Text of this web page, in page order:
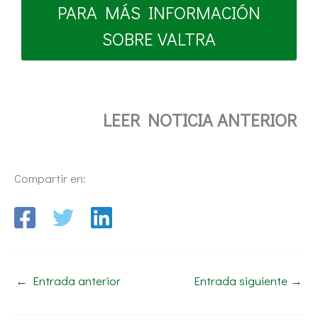
PARA MÁS INFORMACIÓN
SOBRE VALTRA
LEER NOTICIA ANTERIOR
Compartir en:
← Entrada anterior Entrada siguiente →